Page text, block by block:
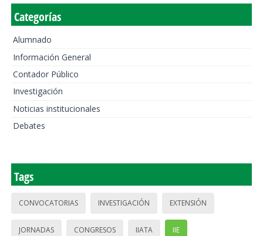
Categorías
Alumnado
Información General
Contador Público
Investigación
Noticias institucionales
Debates
Tags
CONVOCATORIAS INVESTIGACIÓN EXTENSIÓN
JORNADAS CONGRESOS IIATA IIE